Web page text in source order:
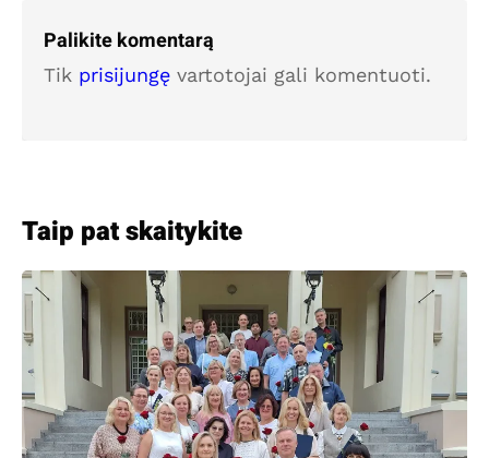
Palikite komentarą
Tik prisijungę vartotojai gali komentuoti.
Taip pat skaitykite